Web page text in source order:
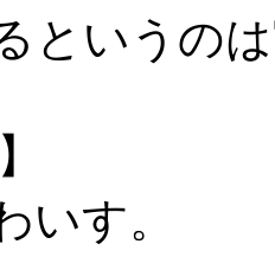
というの
いす。